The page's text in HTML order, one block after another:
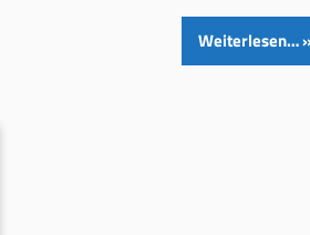
Weiterlesen…